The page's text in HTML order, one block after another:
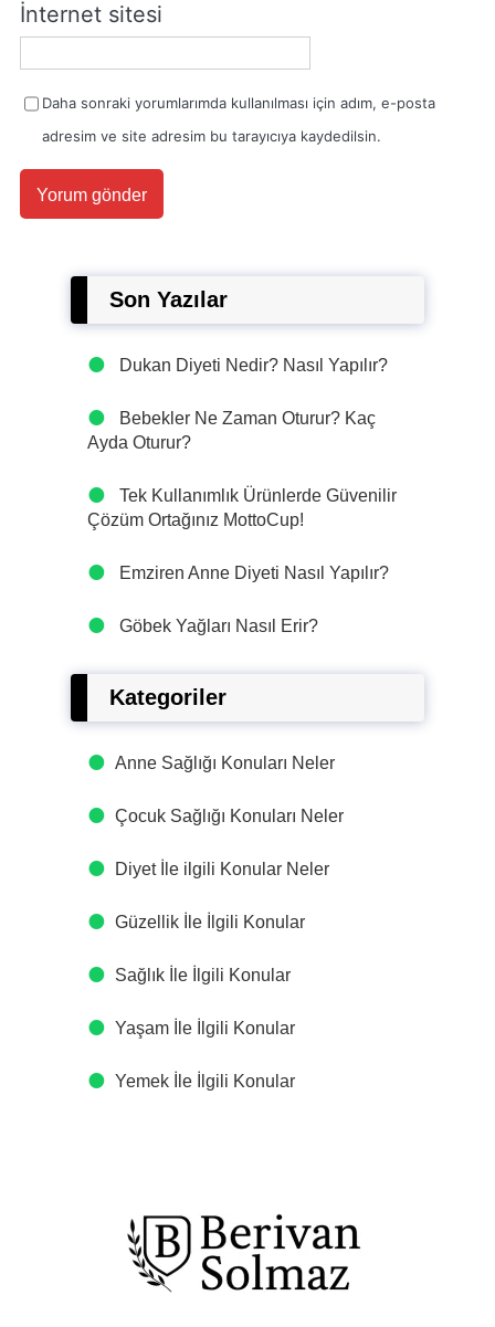
İnternet sitesi
Daha sonraki yorumlarımda kullanılması için adım, e-posta
adresim ve site adresim bu tarayıcıya kaydedilsin.
Son Yazılar
Dukan Diyeti Nedir? Nasıl Yapılır?
Bebekler Ne Zaman Oturur? Kaç
Ayda Oturur?
Tek Kullanımlık Ürünlerde Güvenilir
Çözüm Ortağınız MottoCup!
Emziren Anne Diyeti Nasıl Yapılır?
Göbek Yağları Nasıl Erir?
Kategoriler
Anne Sağlığı Konuları Neler
Çocuk Sağlığı Konuları Neler
Diyet İle ilgili Konular Neler
Güzellik İle İlgili Konular
Sağlık İle İlgili Konular
Yaşam İle İlgili Konular
Yemek İle İlgili Konular